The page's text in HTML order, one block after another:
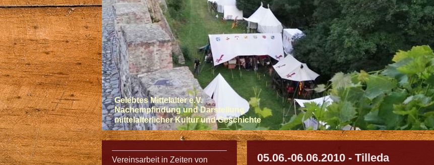
Gelebtes Mittelalter e.V.
Nachempfindung und Darstellung
mittelalterlicher Kultur und Geschichte
05.06.-06.06.2010 - Tilleda
Vereinsarbeit in Zeiten von